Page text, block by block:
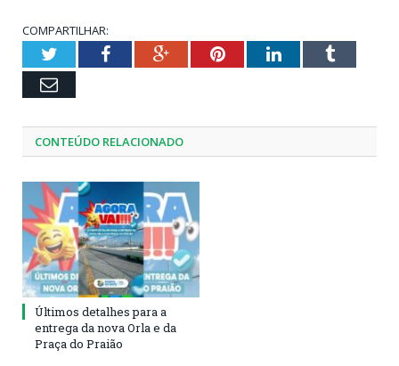
COMPARTILHAR:
TwitterFacebookGoogle+PinterestLinkedInTumblr
Email
CONTEÚDO RELACIONADO
Últimos detalhes para a
entrega da nova Orla e da
Praça do Praião